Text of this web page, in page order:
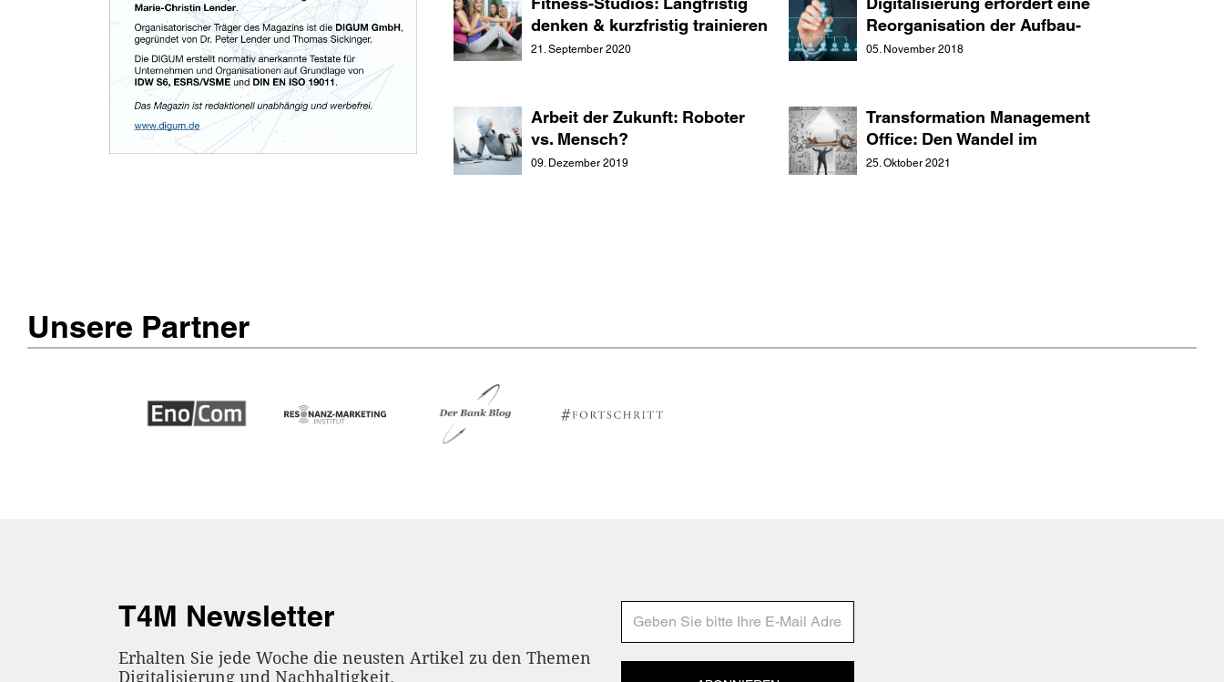
denken & kurzfristig trainieren
21. September 2020
Reorganisation der Aufbau-
Organisation
05. November 2018
Arbeit der Zukunft: Roboter
vs. Mensch?
09. Dezember 2019
Transformation Management
Office: Den Wandel im
Unternehmen erfolgreich
25. Oktober 2021
Unsere Partner
T4M Newsletter
Erhalten Sie jede Woche die neusten Artikel zu den Themen
Digitalisierung und Nachhaltigkeit.